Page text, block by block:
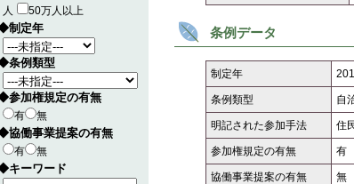
人
50万人以上
制定年
条例類型
参加権規定の有無
有 無
協働事業提案の有無
有 無
キーワード
条例データ
制定年
条例類型 自
明記された参加手法 住
参加権規定の有無 有
協働事業提案の有無 無